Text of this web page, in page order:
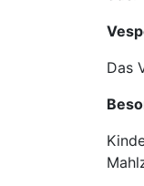
Das